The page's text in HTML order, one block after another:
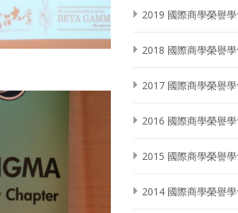
2019 國際商學榮譽
2018 國際商學榮譽
2017 國際商學榮譽
2016 國際商學榮譽
2015 國際商學榮譽
2014 國際商學榮譽